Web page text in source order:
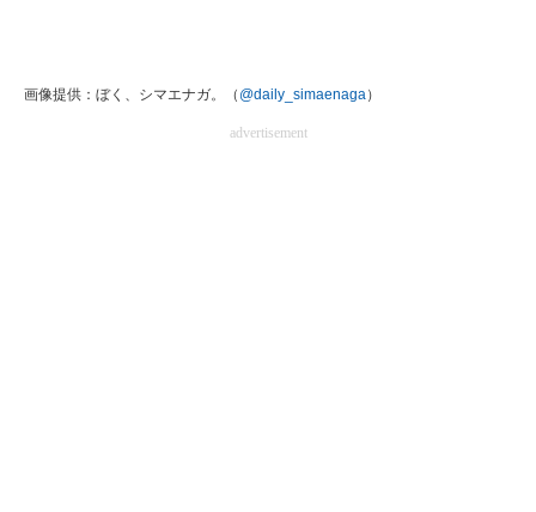
画像提供：ぼく、シマエナガ。（ @daily_simaenaga）
advertisement